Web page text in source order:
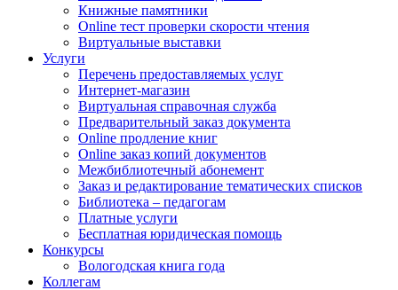
Книжные памятники
Online тест проверки скорости чтения
Виртуальные выставки
Услуги
Перечень предоставляемых услуг
Интернет-магазин
Виртуальная справочная служба
Предварительный заказ документа
Online продление книг
Online заказ копий документов
Межбиблиотечный абонемент
Заказ и редактирование тематических списков
Библиотека – педагогам
Платные услуги
Бесплатная юридическая помощь
Конкурсы
Вологодская книга года
Коллегам